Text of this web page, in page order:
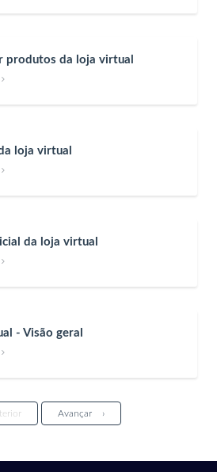
produtos da loja virtual

loja virtual

da loja virtual

- Visão geral

Avançar ›